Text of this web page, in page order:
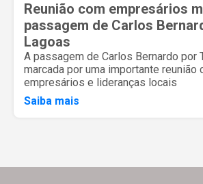
Reunião com empresários
passagem de Carlos
Lagoas
A passagem de Carlos Bernardo por
marcada por uma importante reunião
empresários e lideranças locais
Saiba mais